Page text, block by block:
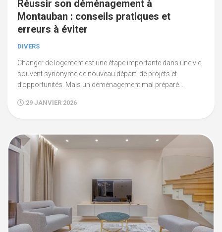
Réussir son déménagement à
Montauban : conseils pratiques et
erreurs à éviter
DIVERS
Changer de logement est une étape importante dans une vie,
souvent synonyme de nouveau départ, de projets et
d’opportunités. Mais un déménagement mal préparé...
29 JANVIER 2026